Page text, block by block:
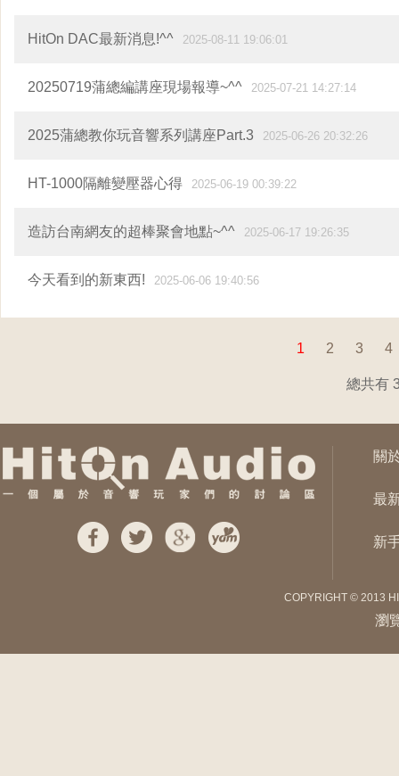
HitOn DAC最新消息!^^ 2025-08-11 19:06:01
20250719蒲總編講座現場報導~^^ 2025-07-21 14:27:14
2025蒲總教你玩音響系列講座Part.3 2025-06-26 20:32:26
​HT-1000隔離變壓器心得 2025-06-19 00:39:22
造訪台南網友的超棒聚會地點~^^ 2025-06-17 19:26:35
今天看到的新東西! 2025-06-06 19:40:56
1 2 3 4
總共有
關
最
新
COPYRIGHT © 2013
瀏